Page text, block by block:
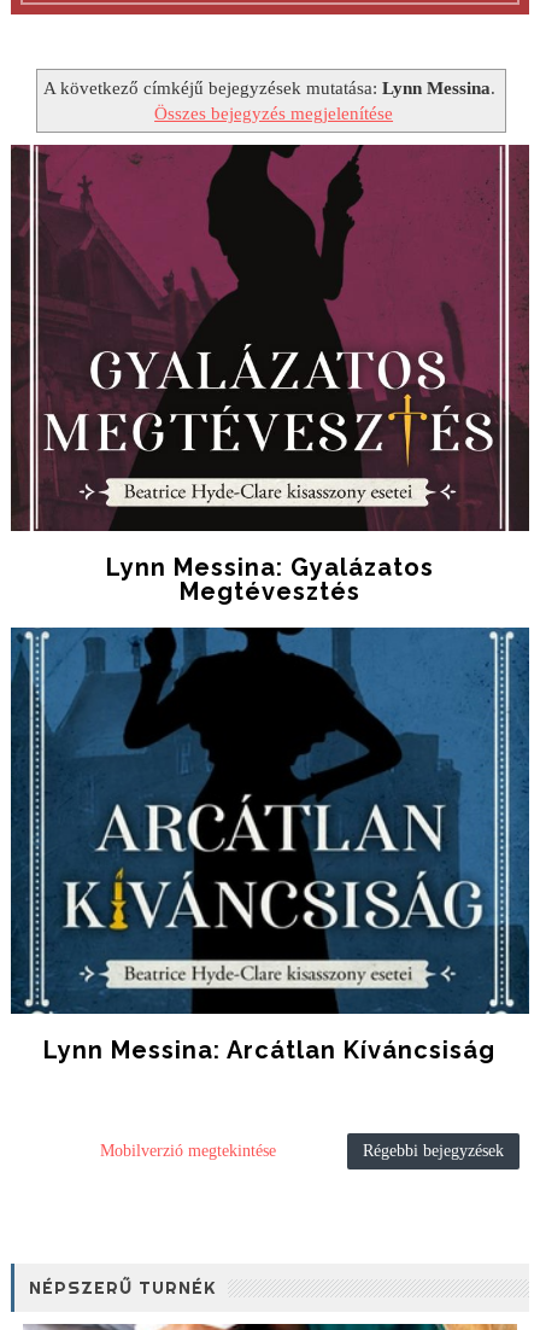
A következő címkéjű bejegyzések mutatása:Lynn Messina.
Összes bejegyzés megjelenítése
Lynn Messina: Gyalázatos
Megtévesztés
Lynn Messina: Arcátlan Kíváncsiság
Régebbi bejegyzések
Mobilverzió megtekintése
NÉPSZERŰ TURNÉK